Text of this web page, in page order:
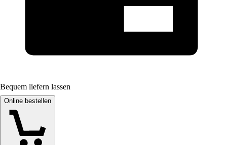
Bequem liefern lassen
Online bestellen